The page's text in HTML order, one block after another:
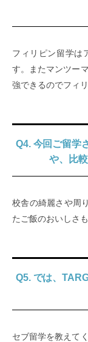
フィリピン留学は
す。またマンツー
強できるのでフィ
Q4. 今回ご留学
や、比
校舎の綺麗さや周
たご飯のおいしさ
Q5. では、
セブ留学を教えて